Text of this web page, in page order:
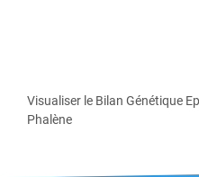
Visualiser le Bilan Génétique
Phalène